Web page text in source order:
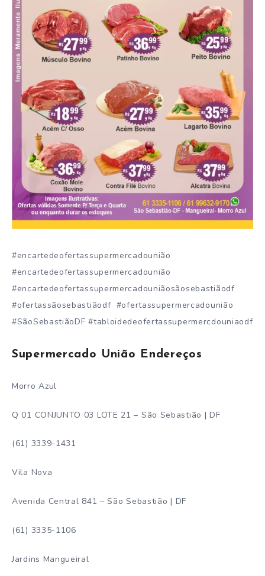
#encartedeofertassupermercadounião
#encartedeofertassupermercadounião
#encartedeofertassupermercadouniãosãosebastiãodf
#ofertassãosebastiãodf #ofertassupermercadounião
#SãoSebastiãoDF #tabloidedeofertassupermercdouniaodf
Supermercado União Endereços
Morro Azul
Q 01 CONJUNTO 03 LOTE 21 – São Sebastião | DF
(61) 3339-1431
Vila Nova
Avenida Central 841 – São Sebastião | DF
(61) 3335-1106
Jardins Mangueiral